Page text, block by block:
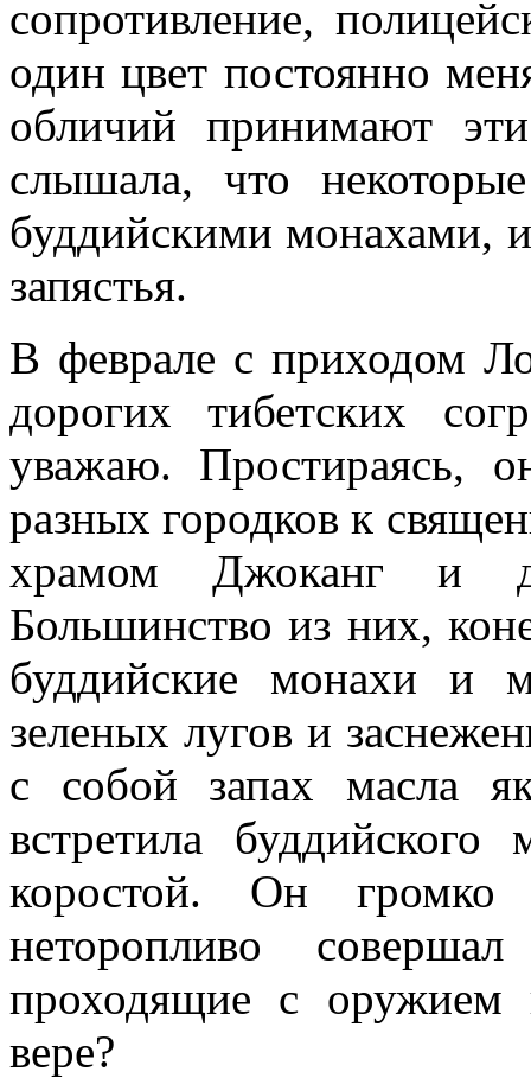
сопротивление,
один цвет постоянно
обличий принимают
слышала, что
буддийскими монахами,
запястья.
В феврале с приходом
дорогих тибетских
уважаю. Простираясь,
разных городков к
храмом Джоканг и
Большинство из них,
буддийские монахи и
зеленых лугов и
с собой запах масла
встретила
коростой. Он
неторопливо
проходящие с оружием
вере?